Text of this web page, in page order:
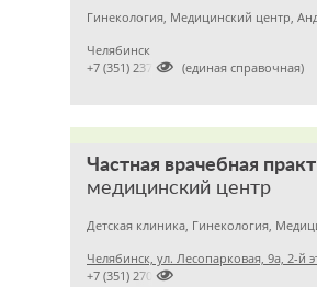
Гинекология, Медицинский центр,
Челябинск

+7 (351) 2370682 (единая справочная)
Частная врачебная
медицинский центр
Детская клиника, Гинекология,
Челябинск, ул. Лесопарковая, 9а, 2-й

+7 (351) 2700560